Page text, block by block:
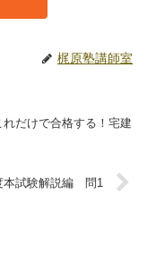
梶原塾講師室
だけで合格する！宅建
本試験解説編 問1